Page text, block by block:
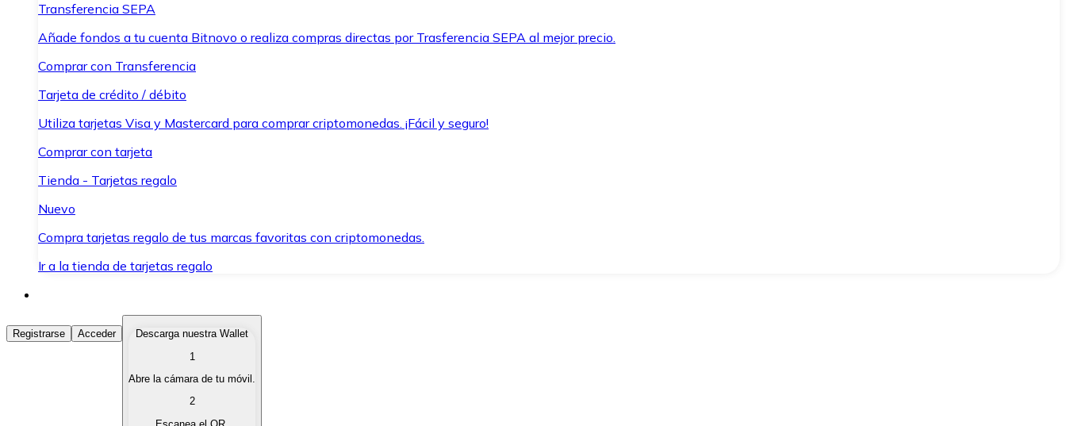
Transferencia SEPA
Añade fondos a tu cuenta Bitnovo o realiza compras directas por Trasferencia SEPA al mejor precio.
Comprar con Transferencia
Tarjeta de crédito / débito
Utiliza tarjetas Visa y Mastercard para comprar criptomonedas. ¡Fácil y seguro!
Comprar con tarjeta
Tienda - Tarjetas regalo
Nuevo
Compra tarjetas regalo de tus marcas favoritas con criptomonedas.
Ir a la tienda de tarjetas regalo
Comprar Criptomonedas
Compra criptomonedas con diferentes métodos de pago.
Vende tus criptomonedas de forma rápida y segura.
Registrarse Acceder
Descarga nuestra Wallet
1
Abre la cámara de tu móvil.
2